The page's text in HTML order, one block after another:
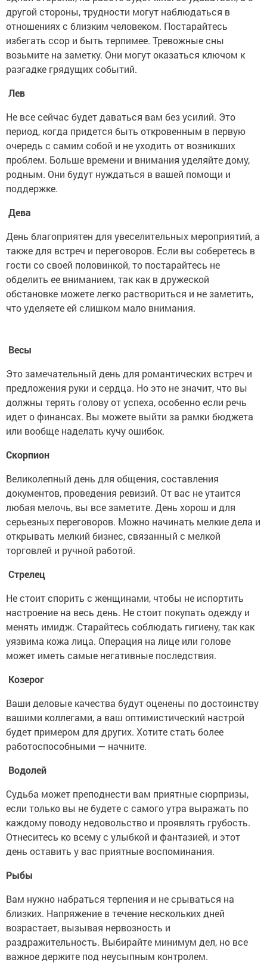
другой стороны, трудности могут наблюдаться в
отношениях с близким человеком. Постарайтесь
избегать ссор и быть терпимее. Тревожные сны
возьмите на заметку. Они могут оказаться ключом к
разгадке грядущих событий.
Лев
Не все сейчас будет даваться вам без усилий. Это
период, когда придется быть откровенным в первую
очередь с самим собой и не уходить от возникших
проблем. Больше времени и внимания уделяйте дому,
родным. Они будут нуждаться в вашей помощи и
поддержке.
Дева
День благоприятен для увеселительных мероприятий, а
также для встреч и переговоров. Если вы соберетесь в
гости со своей половинкой, то постарайтесь не
обделить ее вниманием, так как в дружеской
обстановке можете легко раствориться и не заметить,
что уделяете ей слишком мало внимания.
Весы
Это замечательный день для романтических встреч и
предложения руки и сердца. Но это не значит, что вы
должны терять голову от успеха, особенно если речь
идет о финансах. Вы можете выйти за рамки бюджета
или вообще наделать кучу ошибок.
Скорпион
Великолепный день для общения, составления
документов, проведения ревизий. От вас не утаится
любая мелочь, вы все заметите. День хорош и для
серьезных переговоров. Можно начинать мелкие дела и
открывать мелкий бизнес, связанный с мелкой
торговлей и ручной работой.
Стрелец
Не стоит спорить с женщинами, чтобы не испортить
настроение на весь день. Не стоит покупать одежду и
менять имидж. Старайтесь соблюдать гигиену, так как
уязвима кожа лица. Операция на лице или голове
может иметь самые негативные последствия.
Козерог
Ваши деловые качества будут оценены по достоинству
вашими коллегами, а ваш оптимистический настрой
будет примером для других. Хотите стать более
работоспособными — начните.
Водолей
Судьба может преподнести вам приятные сюрпризы,
если только вы не будете с самого утра выражать по
каждому поводу недовольство и проявлять грубость.
Отнеситесь ко всему с улыбкой и фантазией, и этот
день оставить у вас приятные воспоминания.
Рыбы
Вам нужно набраться терпения и не срываться на
близких. Напряжение в течение нескольких дней
возрастает, вызывая нервозность и
раздражительность. Выбирайте минимум дел, но все
важное держите под неусыпным контролем.